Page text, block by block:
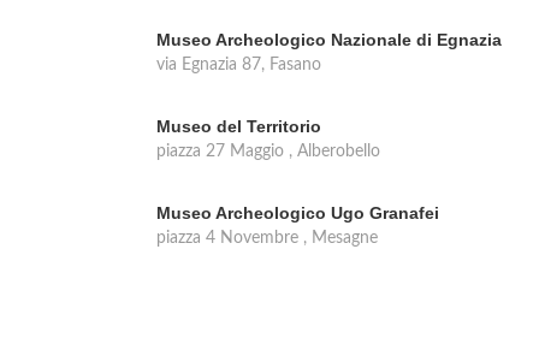
Museo Archeologico Nazionale di Egnazia
via Egnazia 87, Fasano
Museo del Territorio
piazza 27 Maggio , Alberobello
Museo Archeologico Ugo Granafei
piazza 4 Novembre , Mesagne